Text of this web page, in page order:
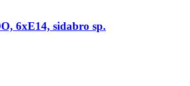
6xE14, sidabro sp.